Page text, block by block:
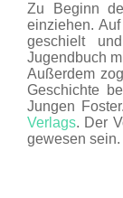
Zu Beginn
einziehen. Auf
geschielt
Jugendbuch
Außerdem
Geschichte
Jungen
Verlags. Der
gewesen sein.